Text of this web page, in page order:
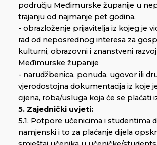
području Međimurske županije u
trajanju od najmanje pet godina,
- obrazloženje prijavitelja iz kojeg je
rad od neposrednog interesa za
kulturni, obrazovni i znanstveni razvoj
Međimurske županije
- narudžbenica, ponuda, ugovor ili
vjerodostojna dokumentacija iz koje
cijena, roba/usluga koja će se plaćati
5. Zajednički uvjeti:
5.1. Potpore učenicima i studentima
namjenski i to za plaćanje dijela